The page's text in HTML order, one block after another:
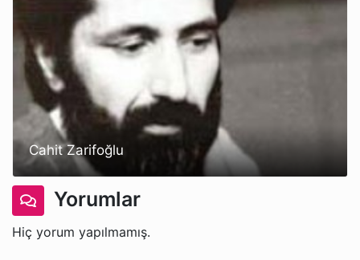
Cahit Zarifoğlu
Yorumlar
Hiç yorum yapılmamış.